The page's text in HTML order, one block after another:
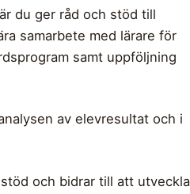
du ger råd och stöd till
samarbete med lärare för
samt uppföljning
av elevresultat och i
och bidrar till att utveckla